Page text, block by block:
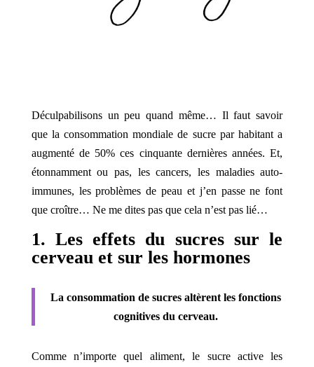
Déculpabilisons un peu quand même… Il faut savoir
que la consommation mondiale de sucre par habitant a
augmenté de 50% ces cinquante dernières années. Et,
étonnamment ou pas, les cancers, les maladies auto-
immunes, les problèmes de peau et j’en passe ne font
que croître… Ne me dites pas que cela n’est pas lié…
1. Les effets du sucres sur le
cerveau et sur les hormones
La consommation de sucres altèrent les fonctions
cognitives du cerveau.
Comme n’importe quel aliment, le sucre active les